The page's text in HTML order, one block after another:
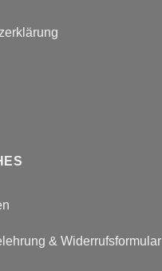
& Widerrufsformular